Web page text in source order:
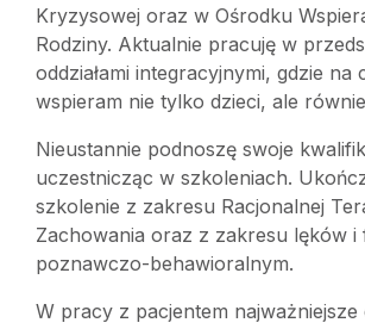
Kryzysowej oraz w Ośrodku
Rodziny. Aktualnie pracuję w
oddziałami integracyjnymi, gdzie na
wspieram nie tylko dzieci, ale
Nieustannie podnoszę swoje
uczestnicząc w szkoleniach.
szkolenie z zakresu Racjonalnej
Zachowania oraz z zakresu lęków i
poznawczo-behawioralnym.
W pracy z pacjentem najważniejsze